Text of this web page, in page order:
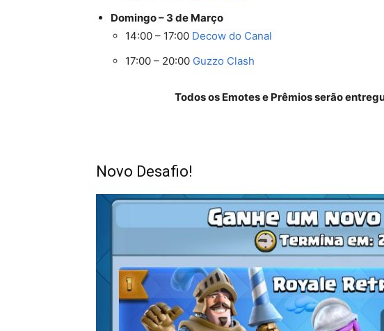
Domingo – 3 de Março
14:00 – 17:00 Decow do Canal
17:00 – 20:00 Guzzo Clash
Todos os Emotes e Prêmios serão
Novo Desafio!